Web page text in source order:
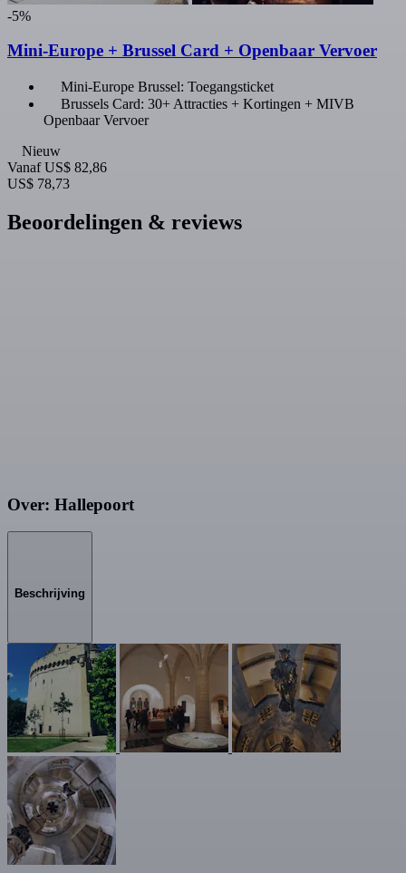
-5%
Mini-Europe + Brussel Card + Openbaar Vervoer
Mini-Europe Brussel: Toegangsticket
Brussels Card: 30+ Attracties + Kortingen + MIVB
Openbaar Vervoer
Nieuw
Vanaf US$ 82,86
US$ 78,73
Beoordelingen & reviews
Over: Hallepoort
Beschrijving